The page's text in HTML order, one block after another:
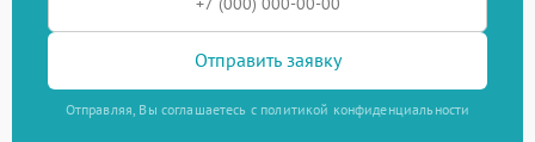
Отправить заявку
Отправляя, Вы соглашаетесь с политикой конфиденциальности